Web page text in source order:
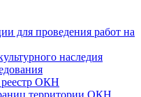
для проведения работ на
наследия
реестр ОКН
территории ОКН